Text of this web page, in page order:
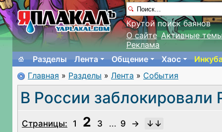
Крутой поиск баянов
О сайте Активные
Реклама
Разделы
Лента Общение Хаос
Главная » Разделы » Лента » События
В России заблокировали
Страницы: 1 2 3 ... 9
→